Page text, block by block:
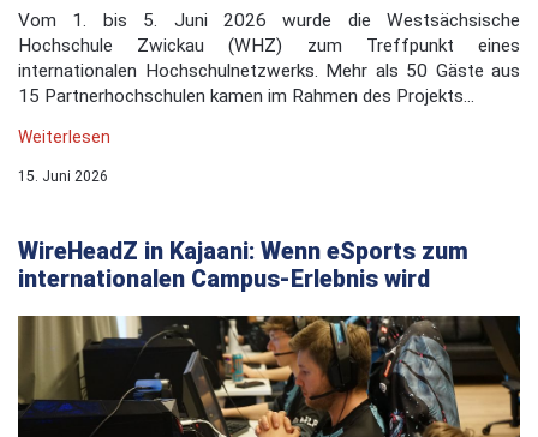
Vom 1. bis 5. Juni 2026 wurde die Westsächsische
Hochschule Zwickau (WHZ) zum Treffpunkt eines
internationalen Hochschulnetzwerks. Mehr als 50 Gäste aus
15 Partnerhochschulen kamen im Rahmen des Projekts...
Weiterlesen
15. Juni 2026
WireHeadZ in Kajaani: Wenn eSports zum
internationalen Campus-Erlebnis wird